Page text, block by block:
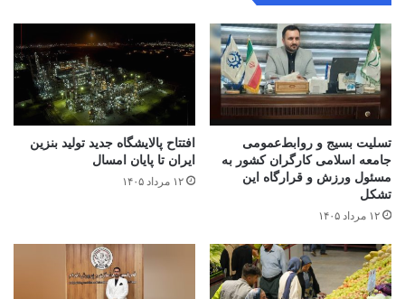
تسلیت بسیج و روابط‌عمومی
جامعه اسلامی کارگران کشور به
مسئول ورزش و قرارگاه این
تشکل
۱۲ مرداد ۱۴۰۵
افتتاح ‌پالایشگاه جدید تولید بنزین
ایران تا پایان امسال
۱۲ مرداد ۱۴۰۵